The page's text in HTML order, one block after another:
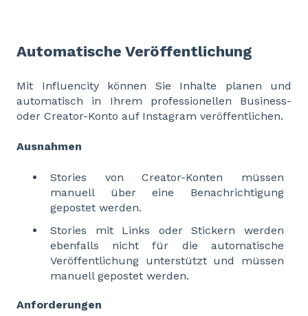
Automatische Veröffentlichung
Mit Influencity können Sie Inhalte planen und
automatisch in Ihrem professionellen Business-
oder Creator-Konto auf Instagram veröffentlichen.
Ausnahmen
Stories von Creator-Konten müssen
manuell über eine Benachrichtigung
gepostet werden.
Stories mit Links oder Stickern werden
ebenfalls nicht für die automatische
Veröffentlichung unterstützt und müssen
manuell gepostet werden.
Anforderungen